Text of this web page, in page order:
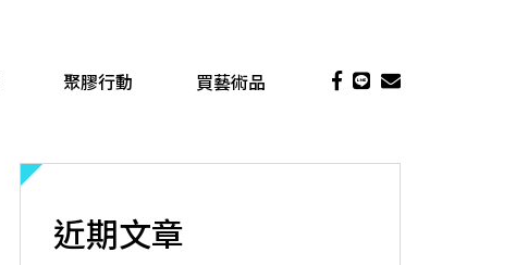
聚膠行動 買藝術品
近期文章